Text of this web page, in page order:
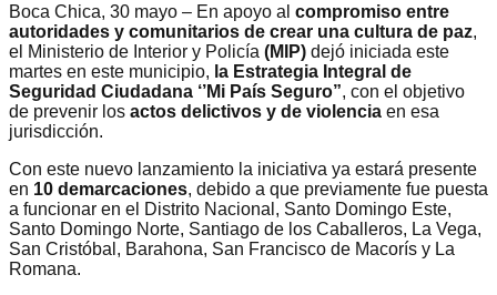
Boca Chica, 30 mayo – En apoyo al compromiso entre
autoridades y comunitarios de crear una cultura de paz,
el Ministerio de Interior y Policía (MIP) dejó iniciada este
martes en este municipio, la Estrategia Integral de
Seguridad Ciudadana ‘’Mi País Seguro”, con el objetivo
de prevenir los actos delictivos y de violencia en esa
jurisdicción.
Con este nuevo lanzamiento la iniciativa ya estará presente
en 10 demarcaciones, debido a que previamente fue puesta
a funcionar en el Distrito Nacional, Santo Domingo Este,
Santo Domingo Norte, Santiago de los Caballeros, La Vega,
San Cristóbal, Barahona, San Francisco de Macorís y La
Romana.